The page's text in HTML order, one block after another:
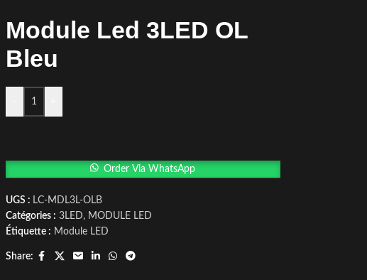
Module Led 3LED OL
Bleu
Order Via WhatsApp
UGS : LC-MDL3L-OLB
Catégories : 3LED, MODULE LED
Étiquette : Module LED
Share: